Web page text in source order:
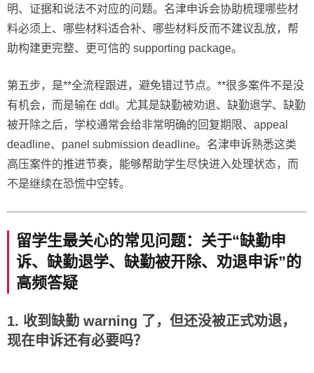
明、证据和说法不对应的问题。名津申诉会协助梳理哪些材
料必须上、哪些材料适合补、哪些材料反而不建议乱放，帮
助构建更完整、更可信的 supporting package。
第五步，是**全流程跟进，避免错过节点。**很多案件不是没
有机会，而是输在 ddl。尤其是缺勤被劝退、缺勤退学、缺勤
被开除之后，学校通常会给非常明确的回复期限、appeal
deadline、panel submission deadline。名津申诉熟悉这类
高压案件的推进节奏，能够帮助学生尽快进入处理状态，而
不是继续在恐慌中空转。
留学生最关心的常见问题：关于“缺勤申
诉、缺勤退学、缺勤被开除、劝退申诉”的
高频答疑
1. 收到缺勤 warning 了，但还没被正式劝退，
现在申诉还有必要吗？